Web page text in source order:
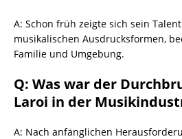
A: Schon früh zeigte sich sein
musikalischen Ausdrucksformen,
Familie und Umgebung.
Q: Was war der
Laroi in der
A: Nach anfänglichen